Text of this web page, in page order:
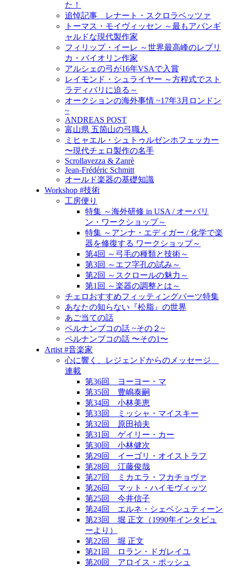
た！
追悼記事 レナート・スクロラベッツァ
トーマス・モイヴィッセン ～最もアバンギ
ャルドな現代製作家
フィリップ・イーレ ～世界最高峰のレプリ
カ・バイオリン作家
アルシェの弓が16年VSAで入賞
レイモンド・シュライヤー ～方程式でスト
ラディバリに迫る～
オークションの海外事情 ~17年3月ロンドン
~
ANDREAS POST
富山県 五箇山の弓職人
ミヒャエル・シュトゥルゼンホフェッカー
〜現代チェロ製作の名手
Scrollavezza & Zanrè
Jean-Frédéric Schmitt
オールド楽器の基礎知識
Workshop #技術
工房便り
特集 ～海外研修 in USA / オーバリ
ン・ワークショップ～
特集 ～アンナ・エディガー / 化学で楽
器を修復する ワークショップ～
第4回 ～弓毛の種類と技術～
第3回 ～エフ字孔の試み～
第2回 ～スクロールの魅力～
第1回 ～楽器の調整とは～
チェロおすすめフィッティングパーツ特集
あなたの知らない『松脂』の世界
あご当ての話
ペルナンブコの話 ~その２~
ペルナンブコの話 〜その1〜
Artist #音楽家
心に響く、レジェンドからのメッセージ
連載
第36回 ヨーヨー・マ
第35回 豊嶋泰嗣
第34回 小林美恵
第33回 ミッシャ・マイスキー
第32回 原田禎夫
第31回 ゲイリー・カー
第30回 小林健次
第29回 イーゴリ・オイストラフ
第28回 江藤俊哉
第27回 ミカエラ・フカチョヴァ
第26回 マット・ハイモヴィッツ
第25回 今井信子
第24回 エルネ・シェベシュティーン
第23回 堀 正文（1990年インタビュ
ーより）
第22回 堀 正文
第21回 ロラン・ドガレイユ
第20回 アロイス・ポッシュ